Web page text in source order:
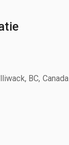
BC, Canada